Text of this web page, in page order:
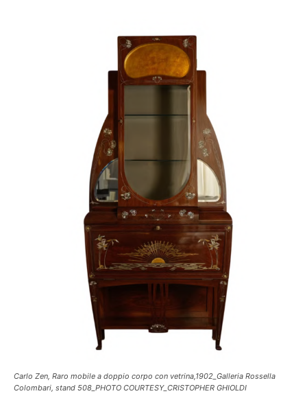
Carlo Zen, Raro mobile a doppio corpo con vetrina,1902_Galleria Rossella
Colombari, stand 508_PHOTO COURTESY_CRISTOPHER GHIOLDI